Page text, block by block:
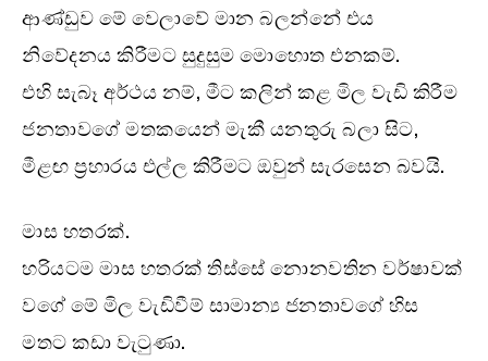
ආණ්ඩුව මේ වෙලාවේ මාන බලන්නේ එය
නිවේදනය කිරීමට සුදුසුම මොහොත එනකම්.
එහි සැබෑ අර්ථය නම්, මීට කලින් කළ මිල වැඩි කිරීම
ජනතාවගේ මතකයෙන් මැකී යනතුරු බලා සිට,
මීළඟ ප්‍රහාරය එල්ල කිරීමට ඔවුන් සැරසෙන බවයි.
මාස හතරක්.
හරියටම මාස හතරක් තිස්සේ නොනවතින වර්ෂාවක්
වගේ මේ මිල වැඩිවීම් සාමාන්‍ය ජනතාවගේ හිස
මතට කඩා වැටුණා.